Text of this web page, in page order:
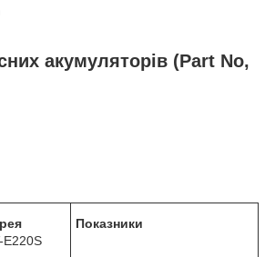
акумуляторів (Part No,
E220S
Показники